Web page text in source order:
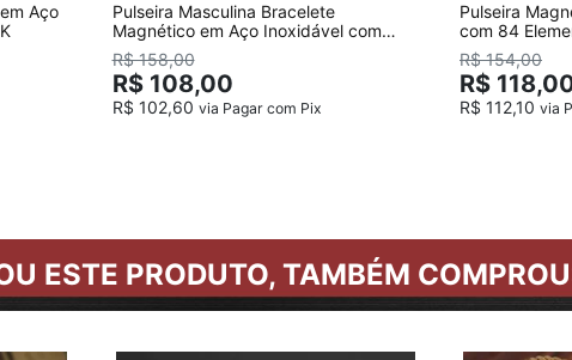
Aço
Pulseira Masculina Bracelete
Magnético em Aço Inoxidável com
detalhes Banhado a Ouro
R$ 158,00
R$ 108,00
R$ 102,60 via Pagar com Pix
Pulseira
com 84
Nosso
R$ 154,00
R$
R$ 112,10 via
ESTE PRODUTO, TAMBÉM